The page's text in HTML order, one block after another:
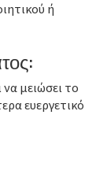
ή
μειώσει το
ευεργετικό